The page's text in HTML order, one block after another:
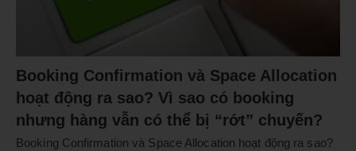
Booking Confirmation và Space Allocation
hoạt động ra sao? Vì sao có booking
nhưng hàng vẫn có thể bị “rớt” chuyến?
Booking Confirmation và Space Allocation hoạt động ra sao?